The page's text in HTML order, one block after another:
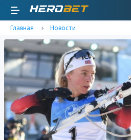
Главная Новости